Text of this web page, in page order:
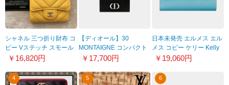
シャネル 三つ折り財布 コ
ピー Vステッチ スモール
ウォレット 20052202
￥16,820円
【ディオール】30
MONTAIGNE コンパクト
ウォレット S2084OWBH
￥17,700円
日本未発売 エルメス エル
メス コピー ケリー Kelly
ロングウォレット 長財布
￥19,060円
4 5 6